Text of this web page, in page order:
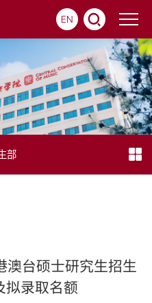
EN
部
澳台硕士研究生招生
拟录取名额